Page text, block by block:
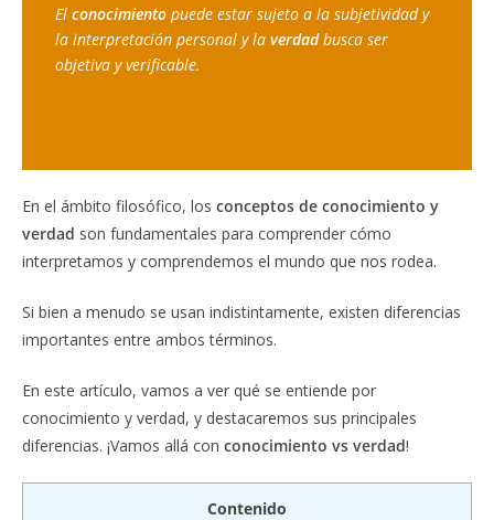
El conocimiento puede estar sujeto a la subjetividad y
la interpretación personal y la verdad busca ser
objetiva y verificable.
En el ámbito filosófico, los conceptos de conocimiento y
verdad son fundamentales para comprender cómo
interpretamos y comprendemos el mundo que nos rodea.
Si bien a menudo se usan indistintamente, existen diferencias
importantes entre ambos términos.
En este artículo, vamos a ver qué se entiende por
conocimiento y verdad, y destacaremos sus principales
diferencias. ¡Vamos allá con conocimiento vs verdad!
Contenido